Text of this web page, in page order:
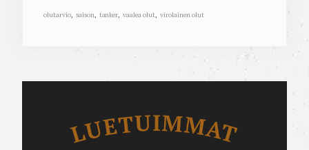
olutarvio, saison, tanker, vaalea olut, virolainen olut
LUETUIMMAT